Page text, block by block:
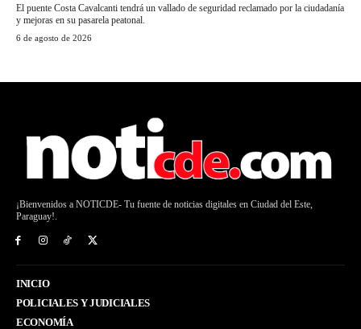
El puente Costa Cavalcanti tendrá un vallado de seguridad reclamado por la ciudadanía
y mejoras en su pasarela peatonal.
6 de agosto de 2026
¡Bienvenidos a NOTICDE- Tu fuente de noticias digitales en Ciudad del Este,
Paraguay!.
INICIO
POLICIALES Y JUDICIALES
ECONOMÍA